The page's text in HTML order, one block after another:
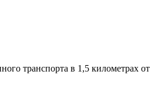
транспорта в 1,5 километрах от